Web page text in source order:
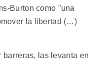
Burton como "una
la libertad (…)
barreras, las levanta en